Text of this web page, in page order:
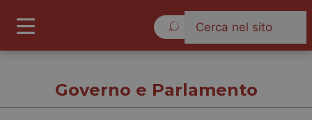
Governo e Parlamento